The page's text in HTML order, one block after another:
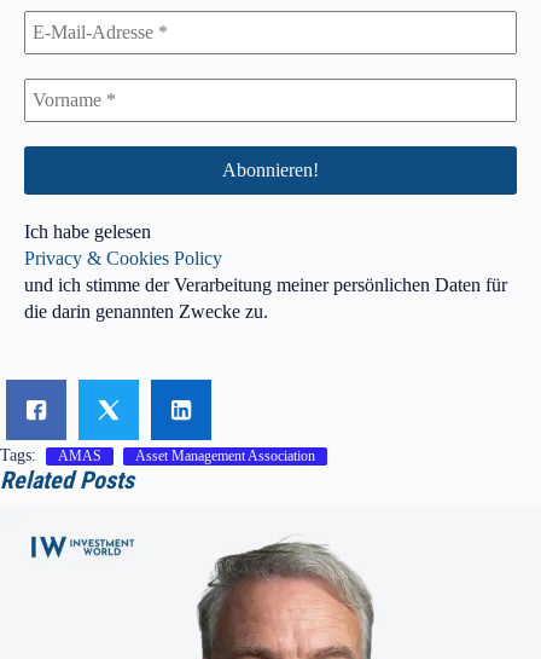
Ich habe gelesen
Privacy & Cookies Policy
und ich stimme der Verarbeitung meiner persönlichen Daten für
die darin genannten Zwecke zu.
Tags: AMAS Asset Management Association
Related Posts